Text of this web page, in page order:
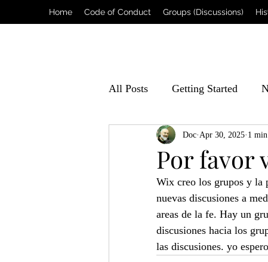
Home Code of Conduct Groups (Discussions)
All Posts Getting Started
Por favor
Doc Apr 30, 2025 1
Wix creo los grupos y la
nuevas discusiones a
areas de la fe. Hay un
discusiones hacia los
las discusiones. yo